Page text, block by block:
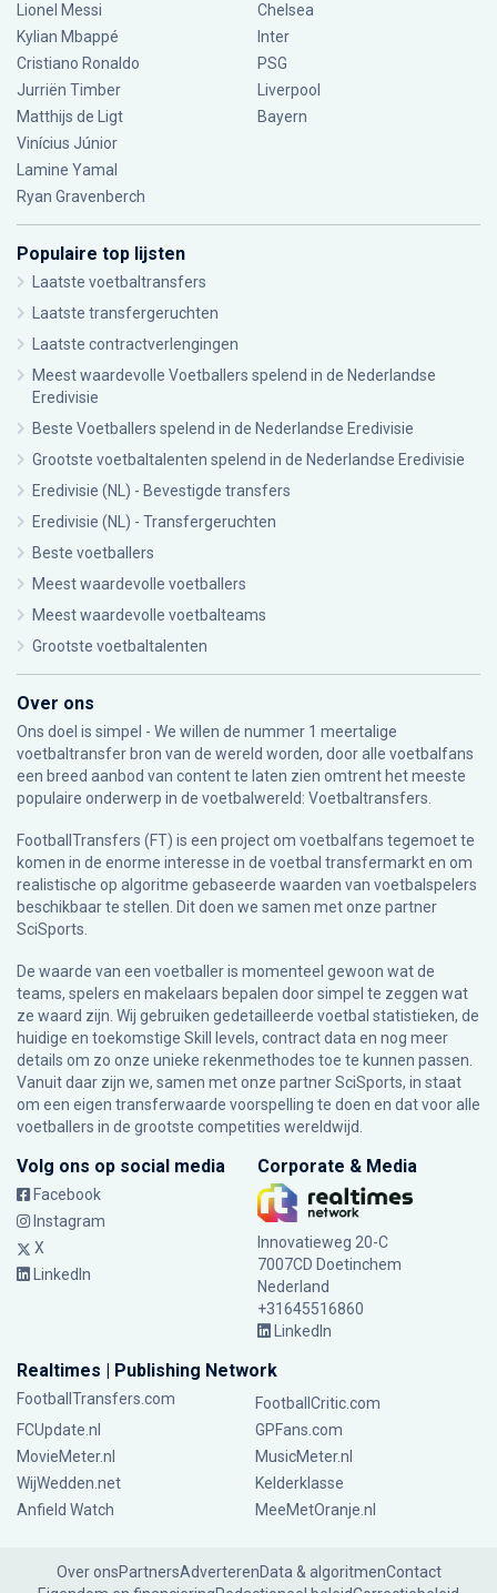
Lionel Messi
Kylian Mbappé
Cristiano Ronaldo
Jurriën Timber
Matthijs de Ligt
Vinícius Júnior
Lamine Yamal
Ryan Gravenberch
Chelsea
Inter
PSG
Liverpool
Bayern
Populaire top lijsten
Laatste voetbaltransfers
Laatste transfergeruchten
Laatste contractverlengingen
Meest waardevolle Voetballers spelend in de Nederlandse
Eredivisie
Beste Voetballers spelend in de Nederlandse Eredivisie
Grootste voetbaltalenten spelend in de Nederlandse Eredivisie
Eredivisie (NL) - Bevestigde transfers
Eredivisie (NL) - Transfergeruchten
Beste voetballers
Meest waardevolle voetballers
Meest waardevolle voetbalteams
Grootste voetbaltalenten
Over ons
Ons doel is simpel - We willen de nummer 1 meertalige
voetbaltransfer bron van de wereld worden, door alle voetbalfans
een breed aanbod van content te laten zien omtrent het meeste
populaire onderwerp in de voetbalwereld: Voetbaltransfers.
FootballTransfers (FT) is een project om voetbalfans tegemoet te
komen in de enorme interesse in de voetbal transfermarkt en om
realistische op algoritme gebaseerde waarden van voetbalspelers
beschikbaar te stellen. Dit doen we samen met onze partner
SciSports.
De waarde van een voetballer is momenteel gewoon wat de
teams, spelers en makelaars bepalen door simpel te zeggen wat
ze waard zijn. Wij gebruiken gedetailleerde voetbal statistieken, de
huidige en toekomstige Skill levels, contract data en nog meer
details om zo onze unieke rekenmethodes toe te kunnen passen.
Vanuit daar zijn we, samen met onze partner SciSports, in staat
om een eigen transferwaarde voorspelling te doen en dat voor alle
voetballers in de grootste competities wereldwijd.
Volg ons op social media
Facebook
Instagram
X
LinkedIn
Corporate & Media
Innovatieweg 20-C
7007CD Doetinchem
Nederland
+31645516860
LinkedIn
Realtimes | Publishing Network
FootballTransfers.com
FootballCritic.com
FCUpdate.nl
GPFans.com
MovieMeter.nl
MusicMeter.nl
WijWedden.net
Kelderklasse
Anfield Watch
MeeMetOranje.nl
Over onsPartnersAdverterenData & algoritmenContact